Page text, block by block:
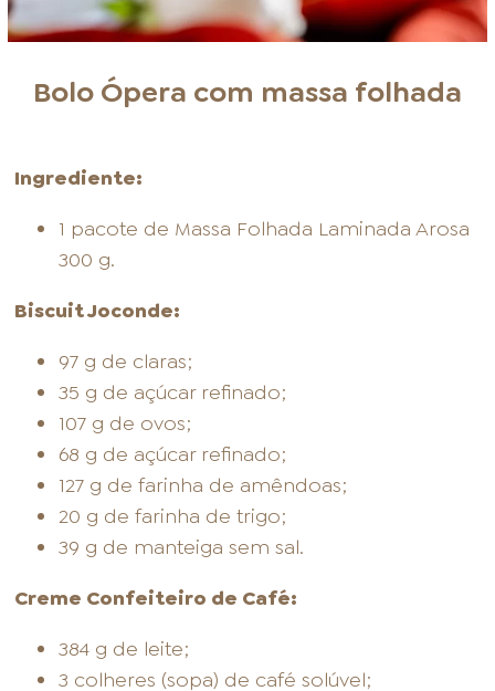
Bolo Ópera com massa folhada
Ingrediente:
1 pacote de Massa Folhada Laminada Arosa
300 g.
Biscuit Joconde:
97 g de claras;
35 g de açúcar refinado;
107 g de ovos;
68 g de açúcar refinado;
127 g de farinha de amêndoas;
20 g de farinha de trigo;
39 g de manteiga sem sal.
Creme Confeiteiro de Café:
384 g de leite;
3 colheres (sopa) de café solúvel;